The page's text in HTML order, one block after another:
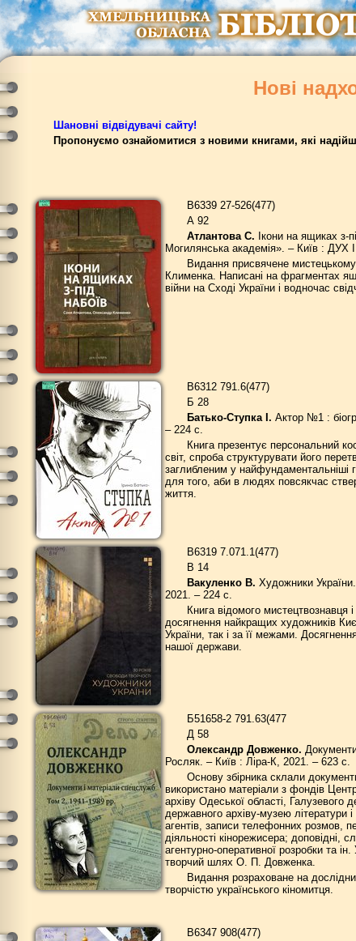
Нові
Шановні відвідувачі сайту!
Пропонуємо ознайомитися з новими книгами, які
В6339 27-526(477)
А 92
Атлантова С. Ікони на ящиках
Могилянська академія». – Київ : ДУХ
Видання присвячене
Клименка. Написані на фрагментах
війни на Сході України і водночас
В6312 791.6(477)
Б 28
Батько-Ступка І. Актор №1 :
– 224 с.
Книга презентує персональний
світ, спроба структурувати його
заглибленим у найфундаментальніші
для того, аби в людях повсякчас
життя.
В6319 7.071.1(477)
В 14
Вакуленко В. Художники
2021. – 224 с.
Книга відомого мистецтвознавця
досягнення найкращих художників
України, так і за її межами.
нашої держави.
Б51658-2 791.63(477
Д 58
Олександр Довженко.
Росляк. – Київ : Ліра-К, 2021. – 623 с.
Основу збірника склали
використано матеріали з фондів
архіву Одеської області, Галузевого
державного архіву-музею літератури
агентів, записи телефонних розмов,
діяльності кінорежисера; доповідні,
агентурно-оперативної розробки та
творчий шлях О. П. Довженка.
Видання розраховане на
творчістю українського кіномитця.
В6347 908(477)